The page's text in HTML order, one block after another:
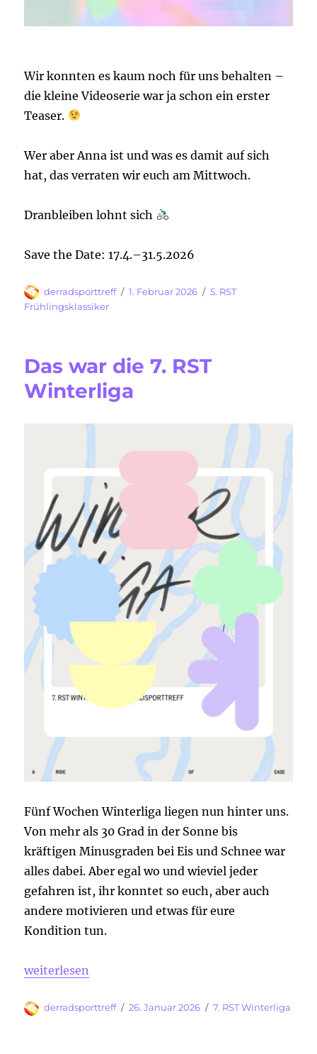
Wir konnten es kaum noch für uns behalten –
die kleine Videoserie war ja schon ein erster
Teaser.
Wer aber Anna ist und was es damit auf sich
hat, das verraten wir euch am Mittwoch.
Dranbleiben lohnt sich
Save the Date: 17.4.–31.5.2026
Autor
derradsporttreff
Veröffentlicht
1. Februar 2026 Kategorien
5. RST
Frühlingsklassiker
Das war die 7. RST
Winterliga
Fünf Wochen Winterliga liegen nun hinter uns.
Von mehr als 30 Grad in der Sonne bis
kräftigen Minusgraden bei Eis und Schnee war
alles dabei. Aber egal wo und wieviel jeder
gefahren ist, ihr konntet so euch, aber auch
andere motivieren und etwas für eure
Kondition tun.
„Das war die 7. RST Winterliga“
weiterlesen
Autor
derradsporttreff
Veröffentlicht
26. Januar 2026 Kategorien
7. RST Winterliga